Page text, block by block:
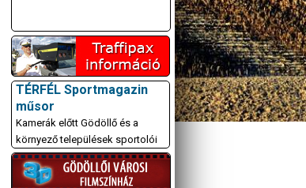
TÉRFÉL Sportmagazin
műsor
Kamerák előtt Gödöllő és a
környező települések sportolói